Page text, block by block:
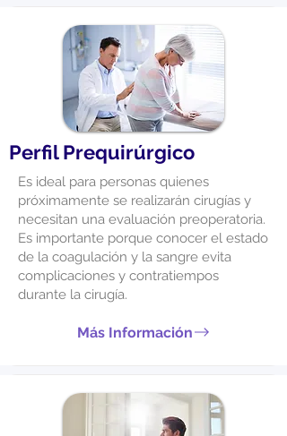
Perfil Prequirúrgico
Es ideal para personas quienes
próximamente se realizarán cirugías y
necesitan una evaluación preoperatoria.
Es importante porque conocer el estado
de la coagulación y la sangre evita
complicaciones y contratiempos
durante la cirugía.
Más Información